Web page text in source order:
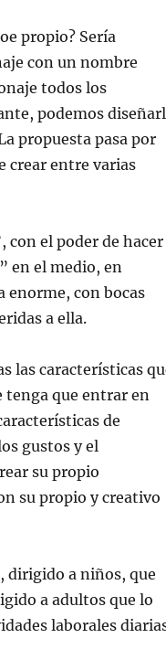
propio? Sería
con un nombre
todos los
podemos
propuesta pasa por
crear entre varias
con el poder de hacer
en el medio, en
enorme, con bocas
a ella.
las características
tenga que entrar en
de
gustos y el
su propio
su propio y creativo
dirigido a niños, que
a adultos que lo
laborales